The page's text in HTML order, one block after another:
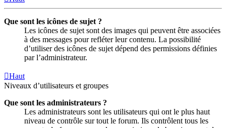
Que sont les icônes de sujet ?
Les icônes de sujet sont des images qui peuvent être associées
à des messages pour refléter leur contenu. La possibilité
d’utiliser des icônes de sujet dépend des permissions définies
par l’administrateur.
Haut
Niveaux d’utilisateurs et groupes
Que sont les administrateurs ?
Les administrateurs sont les utilisateurs qui ont le plus haut
niveau de contrôle sur tout le forum. Ils contrôlent tous les